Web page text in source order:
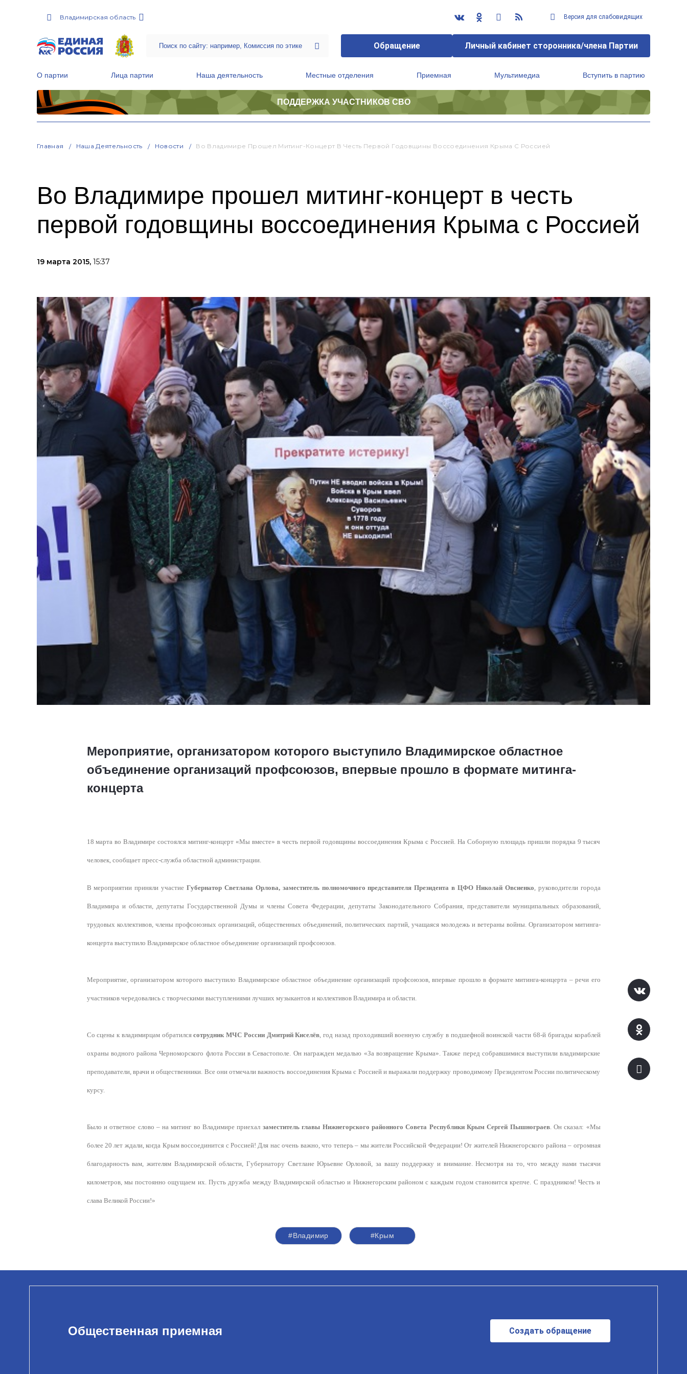
Владимирская область Версия для слабовидящих
Обращение Личный кабинет сторонника/члена Партии
О партии Лица партии Наша деятельность Местные отделения Приемная Мультимедиа Вступить в партию
ПОДДЕРЖКА УЧАСТНИКОВ СВО
Главная Наша Деятельность Новости Во Владимире Прошел Митинг-Концерт В Честь Первой Годовщины Воссоединения Крыма С Россией
Во Владимире прошел митинг-концерт в честь
первой годовщины воссоединения Крыма с Россией
19 марта 2015, 15:37
Мероприятие, организатором которого выступило Владимирское областное
объединение организаций профсоюзов, впервые прошло в формате митинга-
концерта
18 марта во Владимире состоялся митинг-концерт «Мы вместе» в честь первой годовщины воссоединения Крыма с Россией. На Соборную площадь пришли порядка 9 тысяч
человек, сообщает пресс-служба областной администрации.
В мероприятии приняли участие Губернатор Светлана Орлова, заместитель полномочного представителя Президента в ЦФО Николай Овсиенко, руководители города
Владимира и области, депутаты Государственной Думы и члены Совета Федерации, депутаты Законодательного Собрания, представители муниципальных образований,
трудовых коллективов, члены профсоюзных организаций, общественных объединений, политических партий, учащаяся молодежь и ветераны войны. Организатором митинга-
концерта выступило Владимирское областное объединение организаций профсоюзов.
Мероприятие, организатором которого выступило Владимирское областное объединение организаций профсоюзов, впервые прошло в формате митинга-концерта – речи его
участников чередовались с творческими выступлениями лучших музыкантов и коллективов Владимира и области.
Со сцены к владимирцам обратилсясотрудник МЧС России Дмитрий Киселёв, год назад проходивший военную службу в подшефной воинской части 68-й бригады кораблей
охраны водного района Черноморского флота России в Севастополе. Он награжден медалью «За возвращение Крыма». Также перед собравшимися выступили владимирские
преподаватели, врачи и общественники. Все они отмечали важность воссоединения Крыма с Россией и выражали поддержку проводимому Президентом России политическому
курсу.
Было и ответное слово – на митинг во Владимире приехал заместитель главы Нижнегорского районного Совета Республики Крым Сергей Пышнограев. Он сказал: «Мы
более 20 лет ждали, когда Крым воссоединится с Россией! Для нас очень важно, что теперь – мы жители Российской Федерации! От жителей Нижнегорского района – огромная
благодарность вам, жителям Владимирской области, Губернатору Светлане Юрьевне Орловой, за вашу поддержку и внимание. Несмотря на то, что между нами тысячи
километров, мы постоянно ощущаем их. Пусть дружба между Владимирской областью и Нижнегорским районом с каждым годом становится крепче. С праздником! Честь и
слава Великой России!»
#Владимир #Крым
Общественная приемная Создать обращение